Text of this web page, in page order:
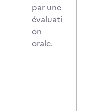
par une
évaluati
on
orale.